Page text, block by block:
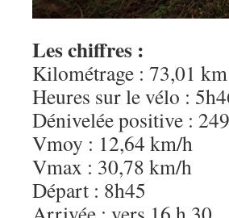
Les chiffres :
Kilométrage : 73,01 km
Heures sur le vélo :
Dénivelée positive :
Vmoy : 12,64 km/h
Vmax : 30,78 km/h
Départ : 8h45